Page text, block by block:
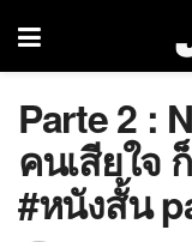
Parte 2 :
คนเสียใจ
#หนังสั้น